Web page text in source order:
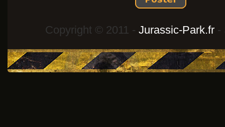
Copyright © 2011 - Jurassic-Park.fr -